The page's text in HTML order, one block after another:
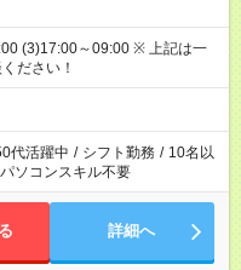
～09:00 ※ 上記は一
ださい！
代活躍中 / シフト勤務 / 10名以
パソコンスキル不要
詳細へ